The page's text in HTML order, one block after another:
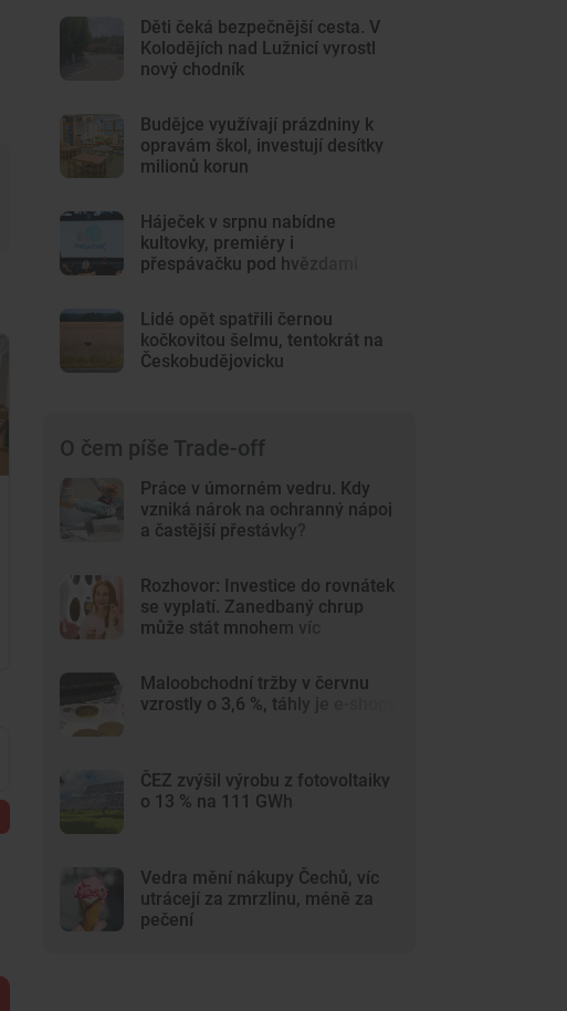
Děti čeká bezpečnější cesta. V
Kolodějích nad Lužnicí vyrostl
nový chodník
Budějce využívají prázdniny k
opravám škol, investují desítky
milionů korun
Háječek v srpnu nabídne
kultovky, premiéry i
přespávačku pod hvězdami
Lidé opět spatřili černou
kočkovitou šelmu, tentokrát na
Českobudějovicku
O čem píše Trade-off
Práce v úmorném vedru. Kdy
vzniká nárok na ochranný nápoj
a častější přestávky?
Rozhovor: Investice do rovnátek
se vyplatí. Zanedbaný chrup
může stát mnohem víc
Maloobchodní tržby v červnu
vzrostly o 3,6 %, táhly je e-shopy
ČEZ zvýšil výrobu z fotovoltaiky
o 13 % na 111 GWh
Vedra mění nákupy Čechů, víc
utrácejí za zmrzlinu, méně za
pečení